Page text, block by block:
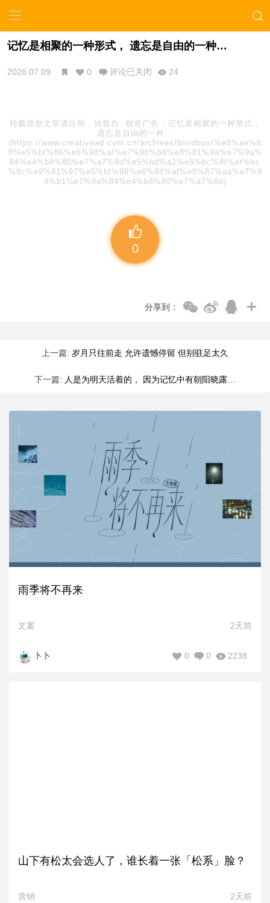
记忆是相聚的一种形式， 遗忘是自由的一种…
2026.07.09 0 评论已关闭 24
转载原创文章请注明，转载自: 创意广告 - 记忆是相聚的一种形式，
遗忘是自由的一种…
(https://www.creativead.com.cn/archives/blindbox/%e8%ae%b
0%e5%bf%86%e6%98%af%e7%9b%b8%e8%81%9a%e7%9a%
84%e4%b8%80%e7%a7%8d%e5%bd%a2%e5%bc%8f%ef%bc
%8c%e9%81%97%e5%bf%98%e6%98%af%e8%87%aa%e7%9
4%b1%e7%9a%84%e4%b8%80%e7%a7%8d)
0
分享到：
上一篇: 岁月只往前走 允许遗憾停留 但别驻足太久
下一篇: 人是为明天活着的， 因为记忆中有朝阳晓露…
雨季将不再来
文案 2天前
卜卜 2238
0
0
山下有松太会选人了，谁长着一张「松系」脸？
营销 2天前